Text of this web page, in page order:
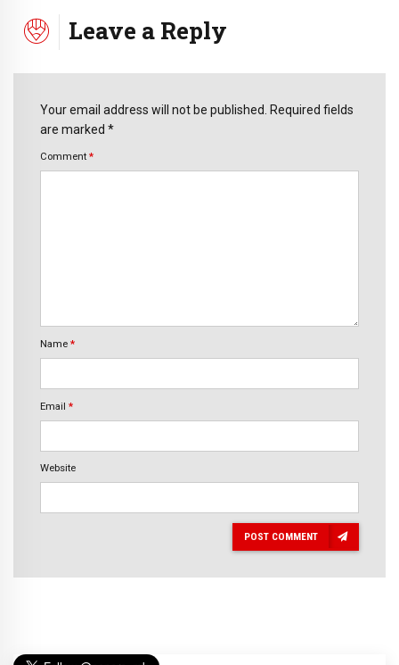
Leave a Reply
Your email address will not be published. Required fields
are marked *
Comment *
Name *
Email *
Website
POST COMMENT